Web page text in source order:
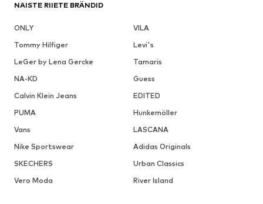
NAISTE RIIETE BRÄNDID
ONLY
VILA
Tommy Hilfiger
Levi's
LeGer by Lena Gercke
Tamaris
NA-KD
Guess
Calvin Klein Jeans
EDITED
PUMA
Hunkemöller
Vans
LASCANA
Nike Sportswear
Adidas Originals
SKECHERS
Urban Classics
Vero Moda
River Island